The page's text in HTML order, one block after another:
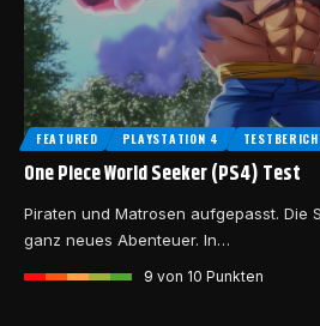
FEATURED PLAYSTATION 4
One Piece World Seeker (PS4) Test
Piraten und Matrosen aufgepasst. Die
ganz neues Abenteuer. In…
9 von 10 Punkten